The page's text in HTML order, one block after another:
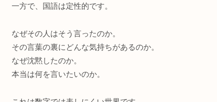
一方で、国語は定性的です。
なぜその人はそう言ったのか。
その言葉の裏にどんな気持ちがあるのか。
なぜ沈黙したのか。
本当は何を言いたいのか。